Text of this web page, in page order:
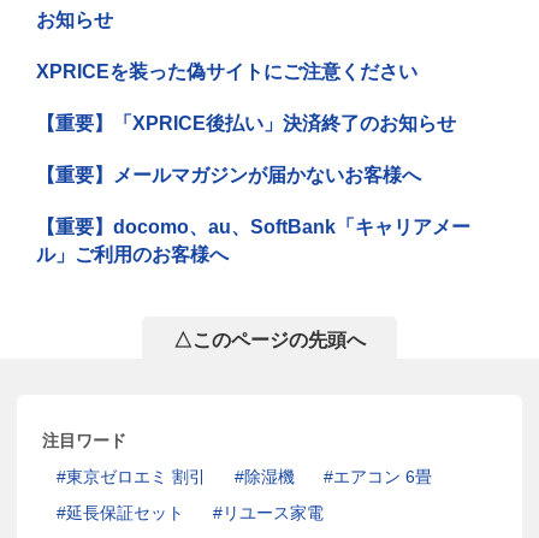
お知らせ
XPRICEを装った偽サイトにご注意ください
【重要】「XPRICE後払い」決済終了のお知らせ
【重要】メールマガジンが届かないお客様へ
【重要】docomo、au、SoftBank「キャリアメー
ル」ご利用のお客様へ
△このページの先頭へ
注目ワード
東京ゼロエミ 割引
除湿機
エアコン 6畳
延長保証セット
リユース家電